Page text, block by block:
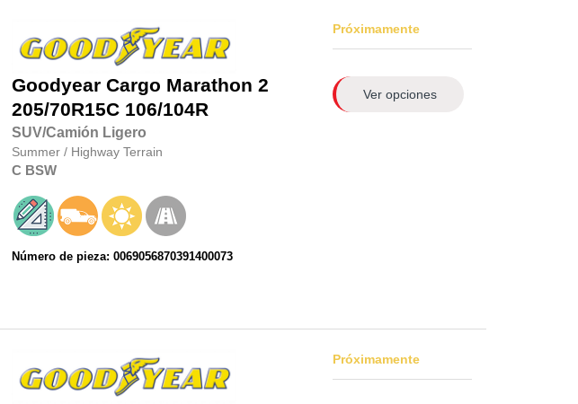
Goodyear Cargo Marathon 2
205/70R15C106/104R
SUV/Camión Ligero
Summer / Highway Terrain
C BSW
Número de pieza: 0069056870391400073
Próximamente
Ver opciones
Próximamente